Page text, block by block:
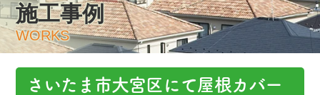
施工事例
WORKS
さいたま市大宮区にて屋根カバー